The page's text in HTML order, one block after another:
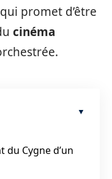
promet d’être
cinéma
du Cygne d’un